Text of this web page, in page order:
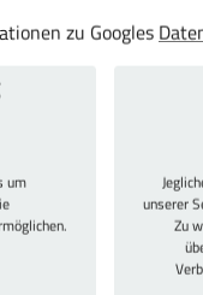
zu Googles
um
unserer
Zu